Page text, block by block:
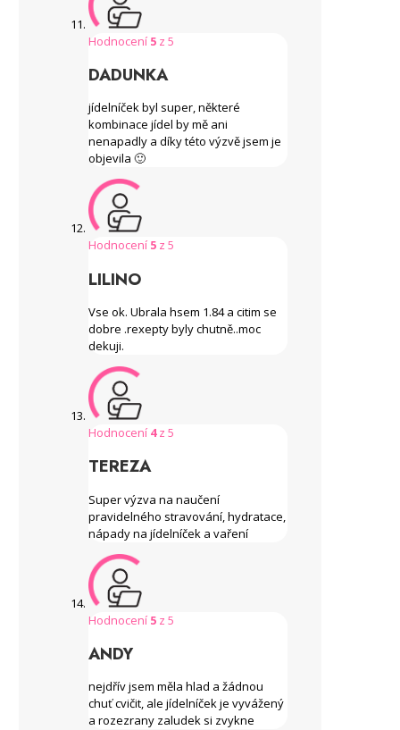
Hodnocení 5 z 5
DADUNKA
jídelníček byl super, některé
kombinace jídel by mě ani
nenapadly a díky této výzvě jsem je
objevila 🙂
Hodnocení 5 z 5
LILINO
Vse ok. Ubrala hsem 1.84 a citim se
dobre .rexepty byly chutně..moc
dekuji.
Hodnocení 4z 5
TEREZA
Super výzva na naučení
pravidelného stravování, hydratace,
nápady na jídelníček a vaření
Hodnocení 5 z 5
ANDY
nejdřív jsem měla hlad a žádnou
chuť cvičit, ale jídelníček je vyvážený
a rozezrany zaludek si zvykne